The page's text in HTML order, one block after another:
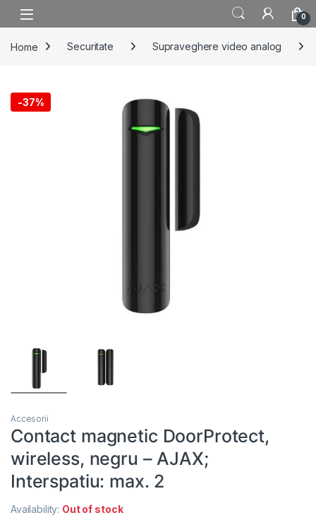
Skip to navigation
Skip to content
0
Home Securitate Supraveghere video analog
-37%
Accesorii
Contact magnetic DoorProtect,
wireless, negru – AJAX;
Interspatiu: max. 2
Availability: Out of stock